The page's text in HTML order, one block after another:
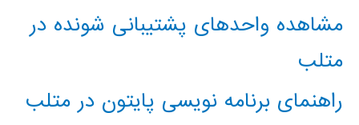
مشاهده واحدهای پشتیبانی شونده در
متلب
راهنمای برنامه نویسی پایتون در متلب